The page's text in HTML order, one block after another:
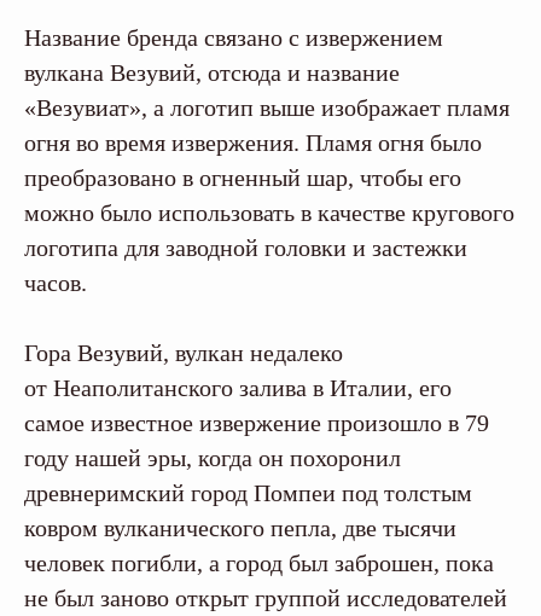
Название бренда связано с извержением
вулкана Везувий, отсюда и название
«Везувиат», а логотип выше изображает пламя
огня во время извержения. Пламя огня было
преобразовано в огненный шар, чтобы его
можно было использовать в качестве кругового
логотипа для заводной головки и застежки
часов.
Гора Везувий, вулкан недалеко
от Неаполитанского залива в Италии, его
самое известное извержение произошло в 79
году нашей эры, когда он похоронил
древнеримский город Помпеи под толстым
ковром вулканического пепла, две тысячи
человек погибли, а город был заброшен, пока
не был заново открыт группой исследователей